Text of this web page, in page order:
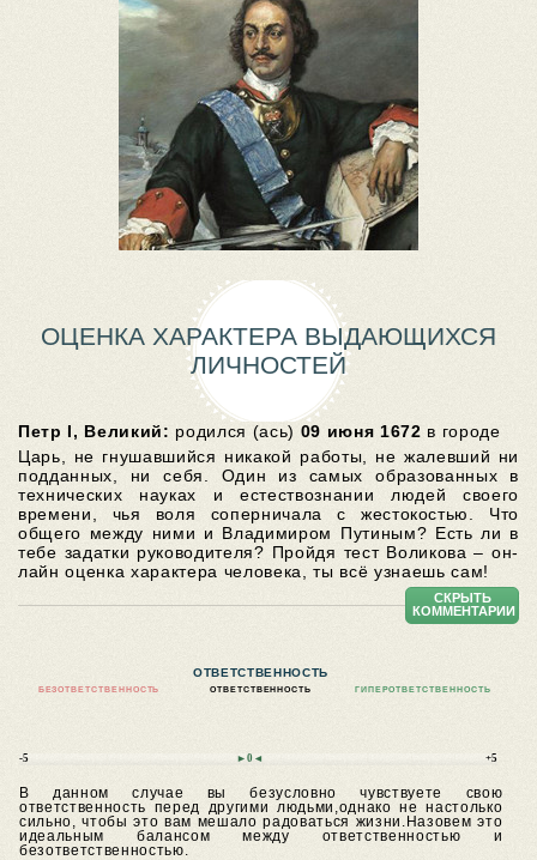
ОЦЕНКА ХАРАКТЕРА ВЫДАЮЩИХСЯ
ЛИЧНОСТЕЙ
Петр I, Великий: родился (ась) 09 июня 1672 в городе
Царь, не гнушавшийся никакой работы, не жалевший ни
подданных, ни себя. Один из самых образованных в
технических науках и естествознании людей своего
времени, чья воля соперничала с жестокостью. Что
общего между ними и Владимиром Путиным? Есть ли в
тебе задатки руководителя? Пройдя тест Воликова – он-
лайн оценка характера человека, ты всё узнаешь сам!
СКРЫТЬ
КОММЕНТАРИИ
ОТВЕТСТВЕННОСТЬ
БЕЗОТВЕТСТВЕННОСТЬ ОТВЕТСТВЕННОСТЬ ГИПЕРОТВЕТСТВЕННОСТЬ
-5 ►0◄ +5
В данном случае вы безусловно чувствуете свою
ответственность перед другими людьми,однако не настолько
сильно, чтобы это вам мешало радоваться жизни.Назовем это
идеальным балансом между ответственностью и
безответственностью.